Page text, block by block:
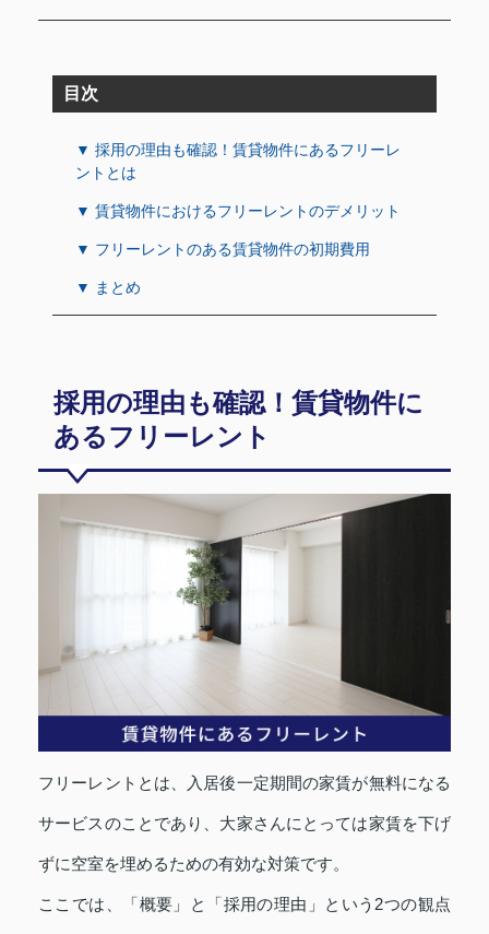
目次
▼ 採用の理由も確認！賃貸物件にあるフリーレ
ントとは
▼ 賃貸物件におけるフリーレントのデメリット
▼ フリーレントのある賃貸物件の初期費用
▼ まとめ
採用の理由も確認！賃貸物件に
あるフリーレント
フリーレントとは、入居後一定期間の家賃が無料になる
サービスのことであり、大家さんにとっては家賃を下げ
ずに空室を埋めるための有効な対策です。
ここでは、「概要」と「採用の理由」という2つの観点